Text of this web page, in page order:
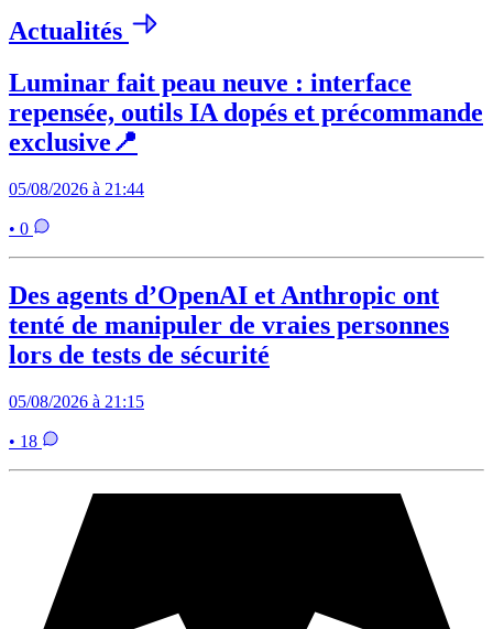
Actualités
Luminar fait peau neuve : interface
repensée, outils IA dopés et précommande
exclusive📍
05/08/2026 à 21:44
• 0
Des agents d’OpenAI et Anthropic ont
tenté de manipuler de vraies personnes
lors de tests de sécurité
05/08/2026 à 21:15
• 18